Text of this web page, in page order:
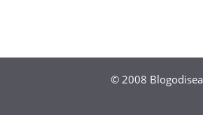
© 2008 Blogodisea